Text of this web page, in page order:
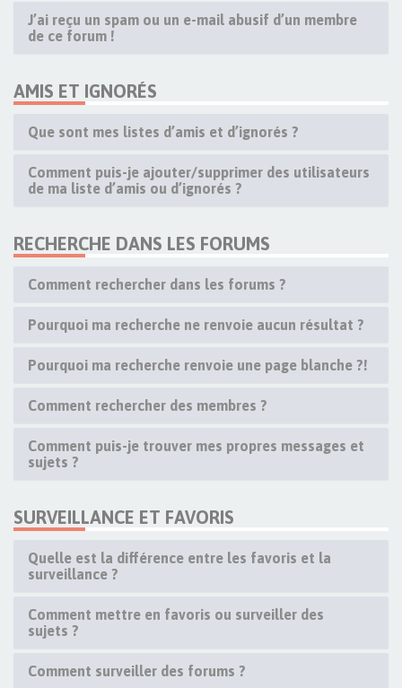
J’ai reçu un spam ou un e-mail abusif d’un membre
de ce forum !
AMIS ET IGNORÉS
Que sont mes listes d’amis et d’ignorés ?
Comment puis-je ajouter/supprimer des utilisateurs
de ma liste d’amis ou d’ignorés ?
RECHERCHE DANS LES FORUMS
Comment rechercher dans les forums ?
Pourquoi ma recherche ne renvoie aucun résultat ?
Pourquoi ma recherche renvoie une page blanche ?!
Comment rechercher des membres ?
Comment puis-je trouver mes propres messages et
sujets ?
SURVEILLANCE ET FAVORIS
Quelle est la différence entre les favoris et la
surveillance ?
Comment mettre en favoris ou surveiller des
sujets ?
Comment surveiller des forums ?